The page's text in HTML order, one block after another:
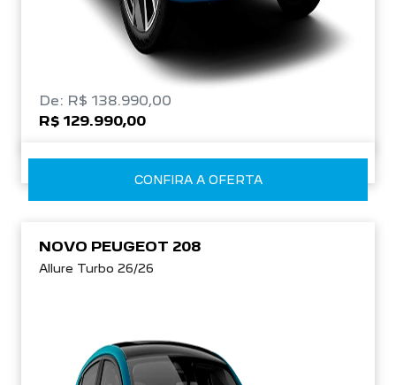
De: R$ 138.990,00
R$ 129.990,00
CONFIRA A OFERTA
NOVO PEUGEOT 208
Allure Turbo 26/26